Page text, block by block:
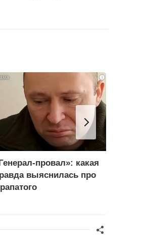
i
провал»: какая
выяснилась про